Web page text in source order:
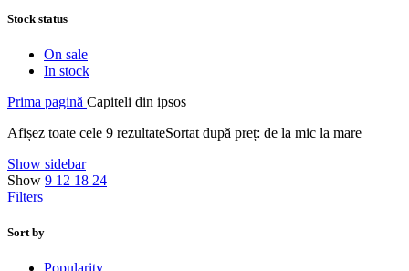
Stock status
On sale
In stock
Prima pagină Capiteli din ipsos
Afișez toate cele 9 rezultateSortat după preț: de la mic la mare
Show sidebar
Show 9 12 18 24
Filters
Sort by
Popularity